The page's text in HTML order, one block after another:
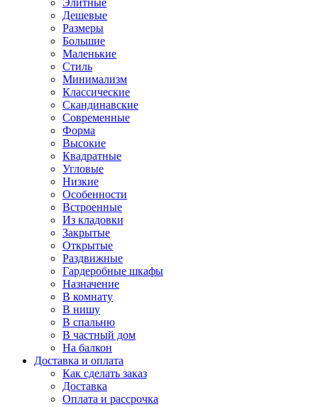
Элитные
Дешевые
Размеры
Большие
Маленькие
Стиль
Минимализм
Классические
Скандинавские
Современные
Форма
Высокие
Квадратные
Угловые
Низкие
Особенности
Встроенные
Из кладовки
Закрытые
Открытые
Раздвижные
Гардеробные шкафы
Назначение
В комнату
В нишу
В спальню
В частный дом
На балкон
Доставка и оплата
Как сделать заказ
Доставка
Оплата и рассрочка